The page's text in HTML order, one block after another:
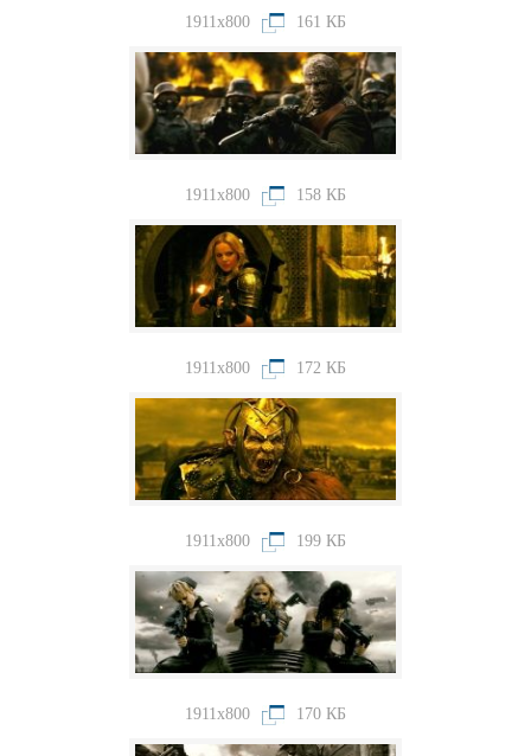
1911x800 161 КБ
1911x800 158 КБ
1911x800 172 КБ
1911x800 199 КБ
1911x800 170 КБ